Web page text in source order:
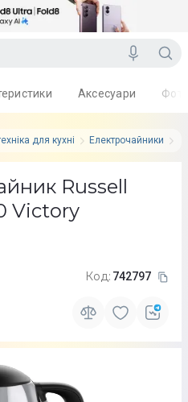
для кухні Електрочайники
Аксесуари
Russell
Victory
Код: 742797